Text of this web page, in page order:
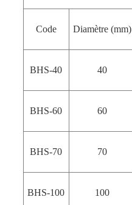
Code Diamètre (mm)
BHS-40 40
BHS-60 60
BHS-70 70
BHS-100 100